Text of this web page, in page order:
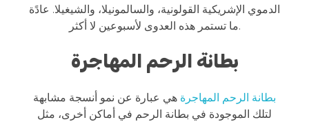
الدموي الإشريكية القولونية، والسالمونيلا، والشيغيلا. عادًة
ما تستمر هذه العدوى لأسبوعين لا أكثر.
بطانة الرحم المهاجرة
بطانة الرحم المهاجرة هي عبارة عن نمو أنسجة مشابهة
لتلك الموجودة في بطانة الرحم في أماكن أخرى، مثل